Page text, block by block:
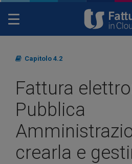
Toggle
Capitolo 4.2
Fattura
Pubblica
crearla e